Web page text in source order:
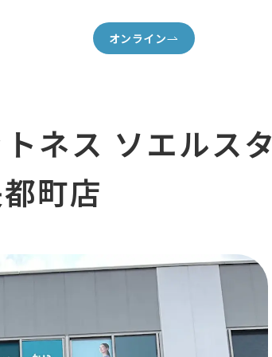
オンライン
ネス ソエルスタ
町店